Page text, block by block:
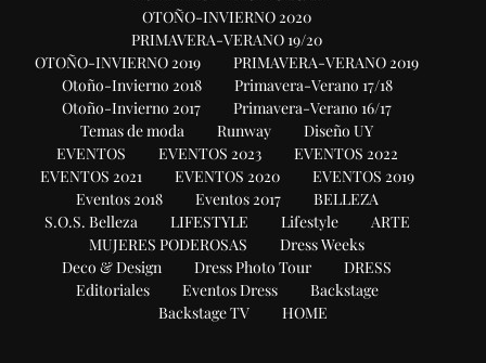
OTOÑO-INVIERNO 2020
PRIMAVERA-VERANO 19/20
OTOÑO-INVIERNO 2019
PRIMAVERA-VERANO 2019
Otoño-Invierno 2018
Primavera-Verano 17/18
Otoño-Invierno 2017
Primavera-Verano 16/17
Temas de moda
Runway
Diseño UY
EVENTOS
EVENTOS 2023
EVENTOS 2022
EVENTOS 2021
EVENTOS 2020
EVENTOS 2019
Eventos 2018
Eventos 2017
BELLEZA
S.O.S. Belleza
LIFESTYLE Lifestyle
ARTE
MUJERES PODEROSAS
Dress Weeks
Deco & Design
Dress Photo Tour
DRESS
Editoriales
Eventos Dress
Backstage
Backstage TV
HOME